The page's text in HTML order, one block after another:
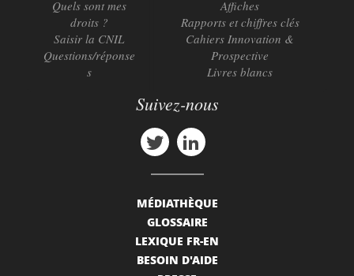
Quels sont mes
droits ?
Saisir la CNIL
Questions/réponse
s
Affiches
Rapports et chiffres clés
Cahiers Innovation &
Prospective
Livres blancs
Suivez-nous
MÉDIATHÈQUE
GLOSSAIRE
LEXIQUE FR-EN
BESOIN D'AIDE